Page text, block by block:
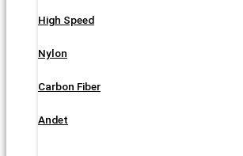
High Speed
Nylon
Carbon Fiber
Andet